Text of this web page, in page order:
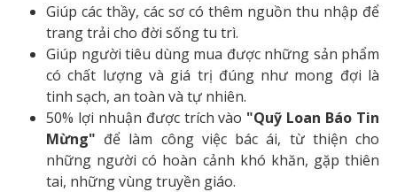
Giúp các thầy, các sơ có thêm nguồn thu nhập để
trang trải cho đời sống tu trì.
Giúp người tiêu dùng mua được những sản phẩm
có chất lượng và giá trị đúng như mong đợi là
tinh sạch, an toàn và tự nhiên.
50% lợi nhuận được trích vào "Quỹ Loan Báo Tin
Mừng" để làm công việc bác ái, từ thiện cho
những người có hoàn cảnh khó khăn, gặp thiên
tai, những vùng truyền giáo.